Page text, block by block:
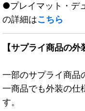
●プレイマット・デ
の詳細はこちら
【サプライ商品の外
一部のサプライ商品
一商品でも外装の仕
す。